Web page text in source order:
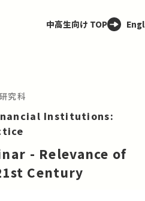
中高生向け TOP
究科
Institutions:
- Relevance of
Century